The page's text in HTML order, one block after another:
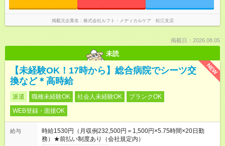
掲載元企業名 株式会社ルフト・メディカルケア 松江支店
掲載日：2026.08.05
未読
NEW
【未経験OK！17時から】総合病院でシーツ交
換など＊高時給
派遣 職種未経験OK 社会人未経験OK
ブランクOK
WEB登録・面接OK
給与
時給1530円（月収例232,500円＝1,500円×5.75時間×20日勤
務）★前払い制度あり（会社規定内）